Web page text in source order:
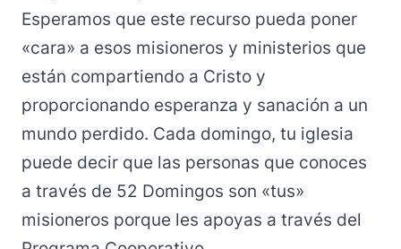
Esperamos que este recurso pueda poner
«cara» a esos misioneros y ministerios que
están compartiendo a Cristo y
proporcionando esperanza y sanación a un
mundo perdido. Cada domingo, tu iglesia
puede decir que las personas que conoces
a través de 52 Domingos son «tus»
misioneros porque les apoyas a través del